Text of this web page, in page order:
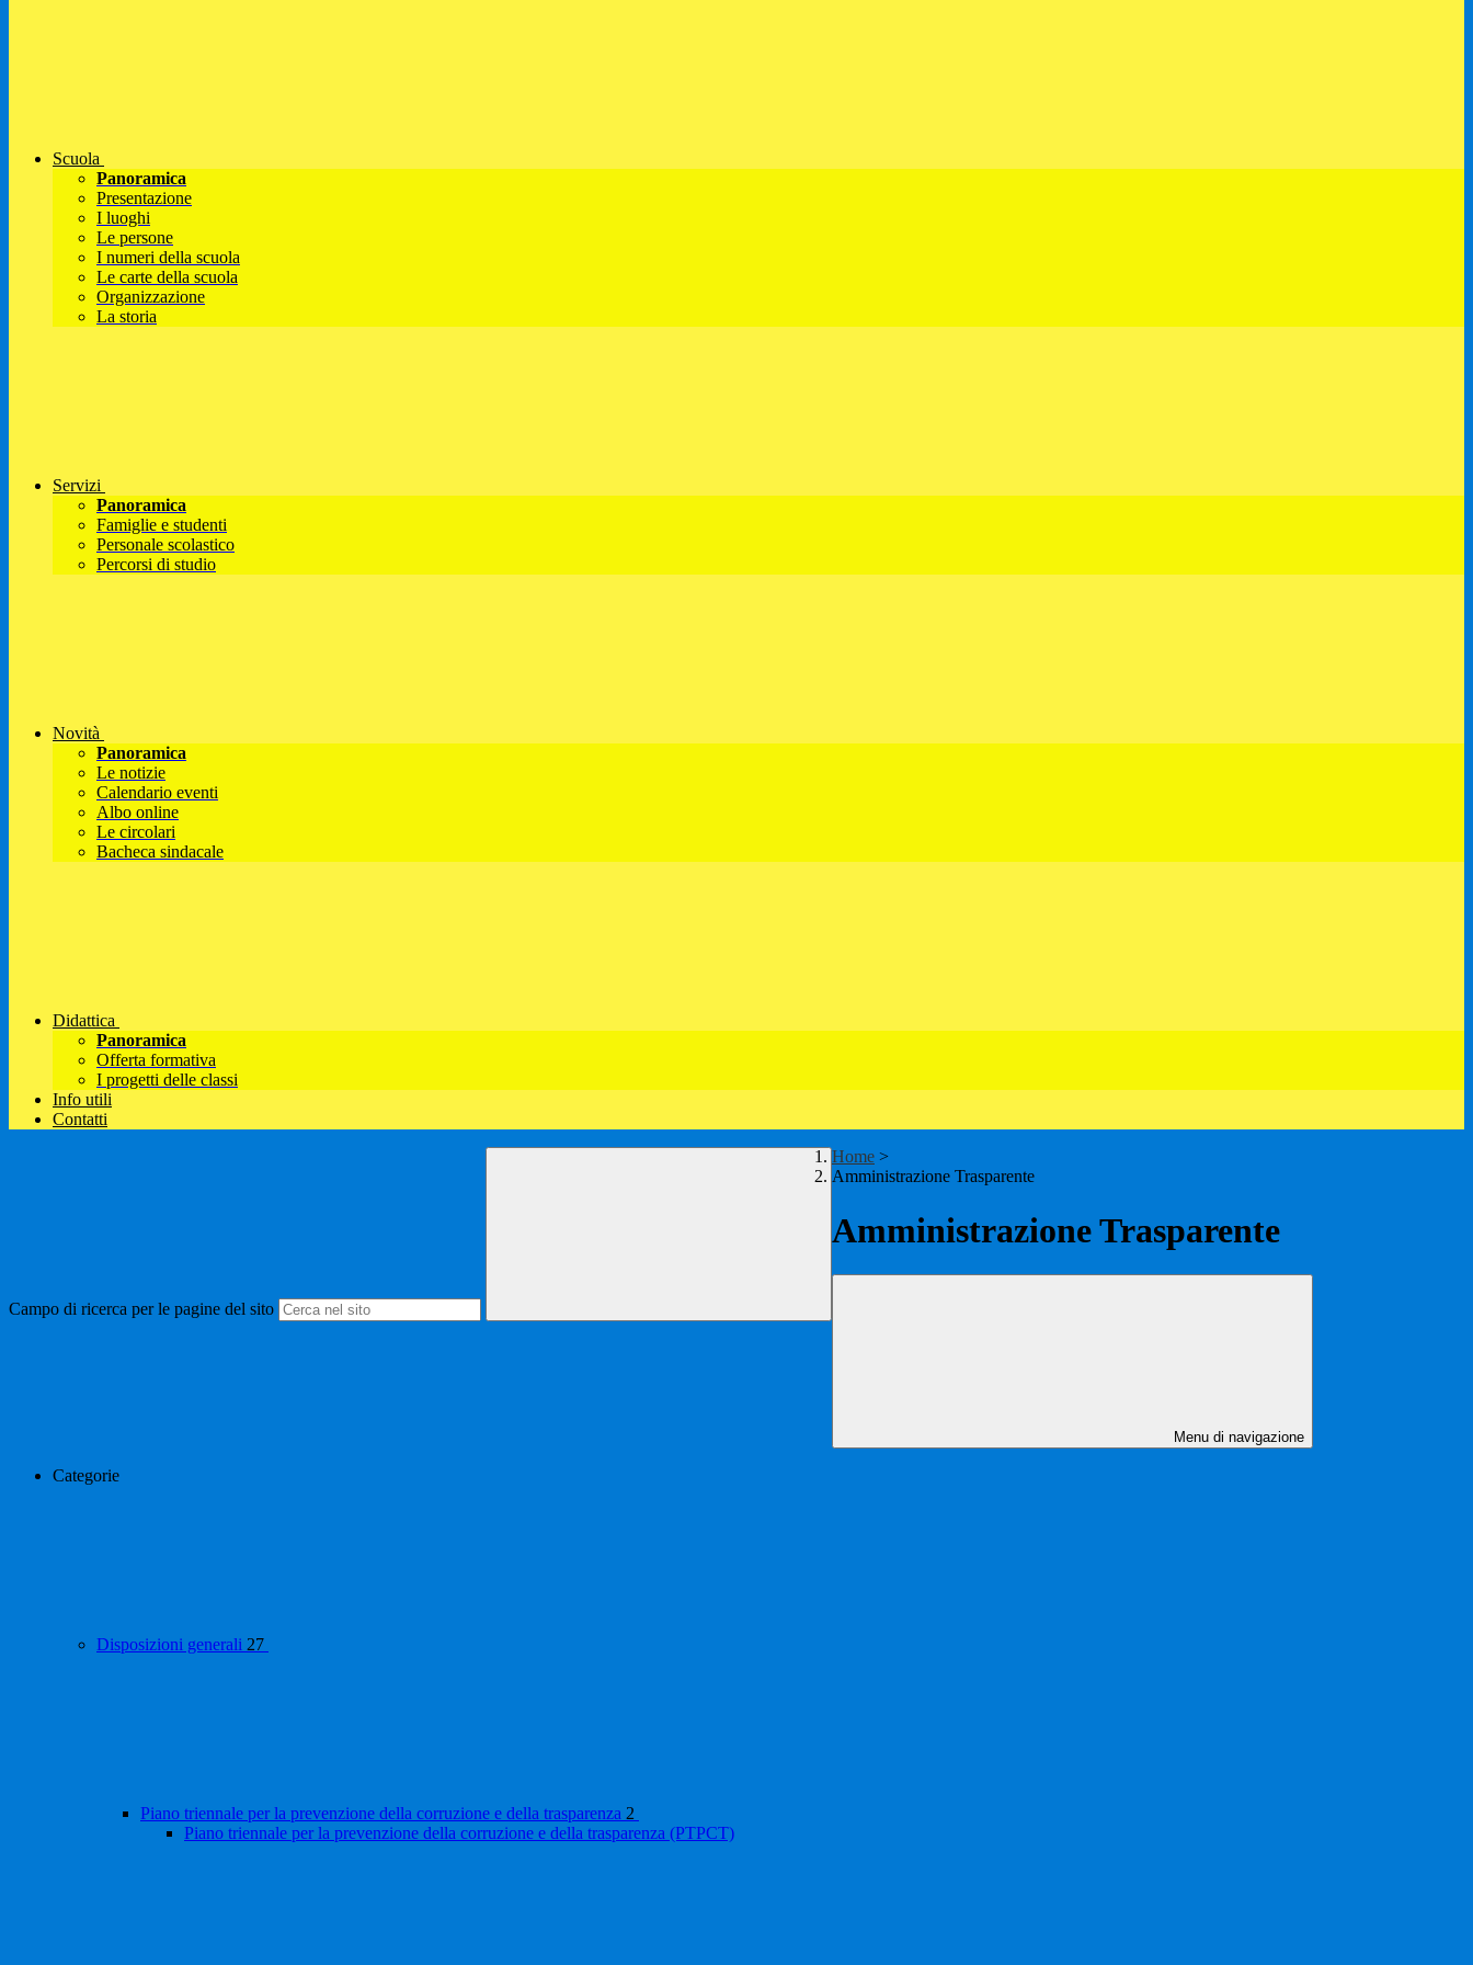
Scuola
Panoramica
Presentazione
I luoghi
Le persone
I numeri della scuola
Le carte della scuola
Organizzazione
La storia
Servizi
Panoramica
Famiglie e studenti
Personale scolastico
Percorsi di studio
Novità
Panoramica
Le notizie
Calendario eventi
Albo online
Le circolari
Bacheca sindacale
Didattica
Panoramica
Offerta formativa
I progetti delle classi
Info utili
Contatti
Campo di ricerca per le pagine del sito
Home >
Amministrazione Trasparente
Amministrazione Trasparente
Menu di navigazione
Categorie
Disposizioni generali 27
Piano triennale per la prevenzione della corruzione e della trasparenza 2
Piano triennale per la prevenzione della corruzione e della trasparenza (PTPCT)